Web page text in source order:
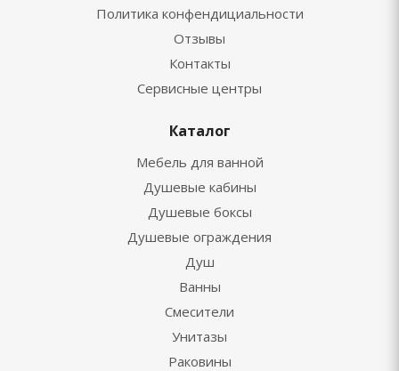
Политика конфендициальности
Отзывы
Контакты
Сервисные центры
Каталог
Мебель для ванной
Душевые кабины
Душевые боксы
Душевые ограждения
Душ
Ванны
Смесители
Унитазы
Раковины